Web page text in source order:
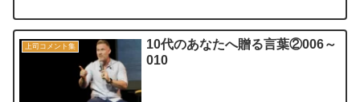
上司コメント集
10代のあなたへ贈る言葉②006～
010